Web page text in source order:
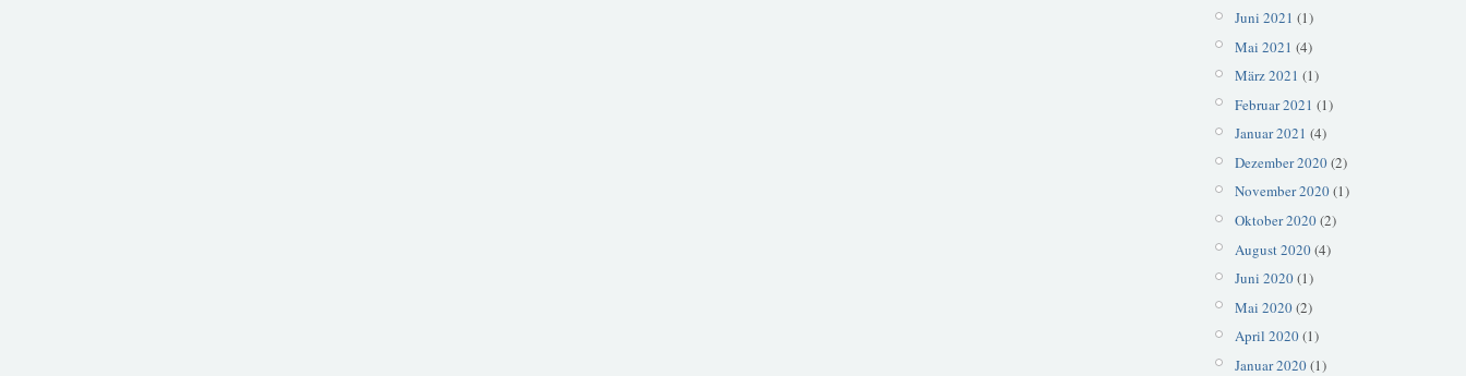
Juni 2021 (1)
Mai 2021 (4)
März 2021 (1)
Februar 2021 (1)
Januar 2021 (4)
Dezember 2020(2)
November 2020(1)
Oktober 2020(2)
August 2020(4)
Juni 2020(1)
Mai 2020(2)
April 2020(1)
Januar 2020(1)